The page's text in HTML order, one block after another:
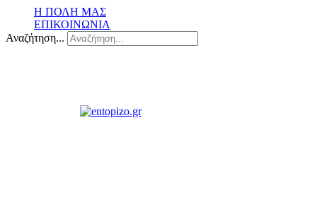
Η ΠΟΛΗ ΜΑΣ
ΕΠΙΚΟΙΝΩΝΙΑ
Αναζήτηση...